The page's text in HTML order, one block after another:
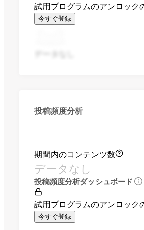
試用プログラムのアンロック
今すぐ登録
投稿頻度分析
期間内のコンテンツ数
データなし
投稿頻度分析ダッシュボード
試用プログラムのアンロック
今すぐ登録